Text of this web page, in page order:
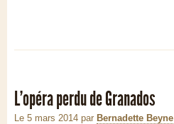
L'opéra perdu de Granados
Le 5 mars 2014 par Bernadette Beyne